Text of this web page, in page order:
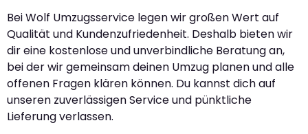
Bei Wolf Umzugsservice legen wir großen Wert auf
Qualität und Kundenzufriedenheit. Deshalb bieten wir
dir eine kostenlose und unverbindliche Beratung an,
bei der wir gemeinsam deinen Umzug planen und alle
offenen Fragen klären können. Du kannst dich auf
unseren zuverlässigen Service und pünktliche
Lieferung verlassen.